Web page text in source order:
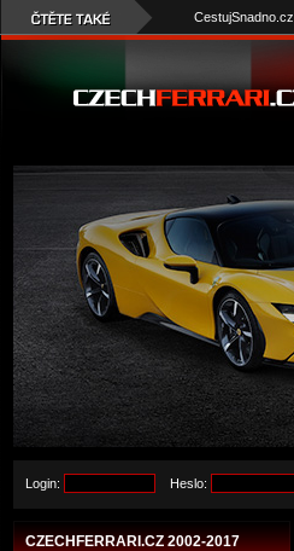
CestujSnadno.cz
Login: Heslo:
CZECHFERRARI.CZ 2002-2017